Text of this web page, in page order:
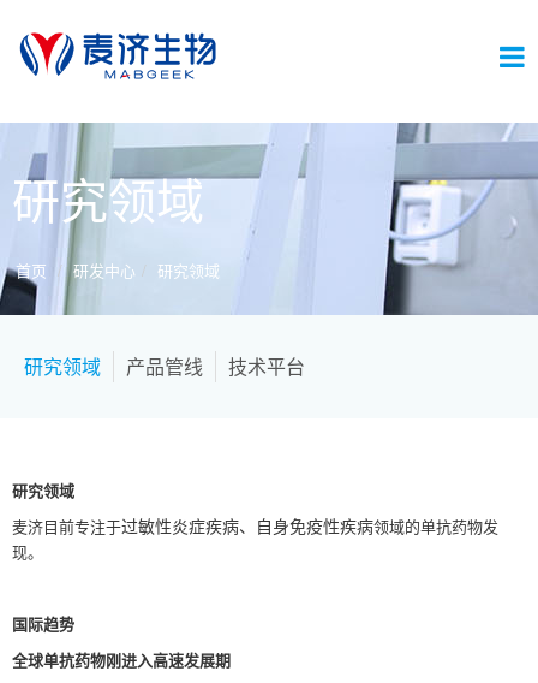
切
换
研究领域
首页 研发中心 研究领域
研究领域 产品管线 技术平台
研究领域
麦济目前专注于过敏性炎症疾病、自身免疫性疾病领域的单抗药物发
现。
国际趋势
全球单抗药物刚进入高速发展期